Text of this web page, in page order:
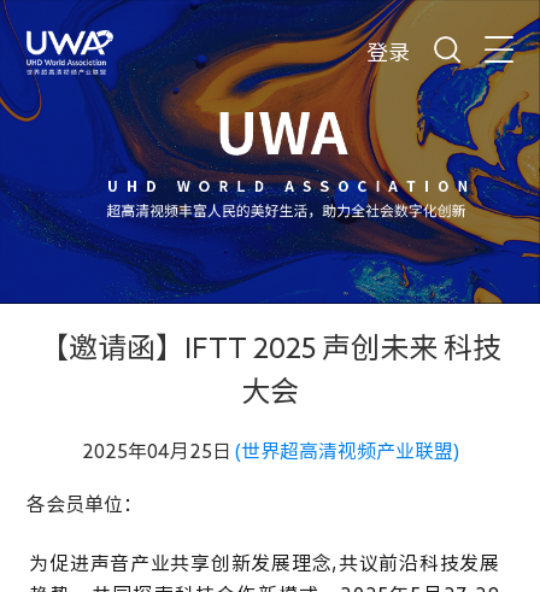
登录
【邀请函】IFTT 2025 声创未来 科技
大会
2025年04月25日 (世界超高清视频产业联盟)
各会员单位：
为促进声音产业共享创新发展理念,共议前沿科技发展